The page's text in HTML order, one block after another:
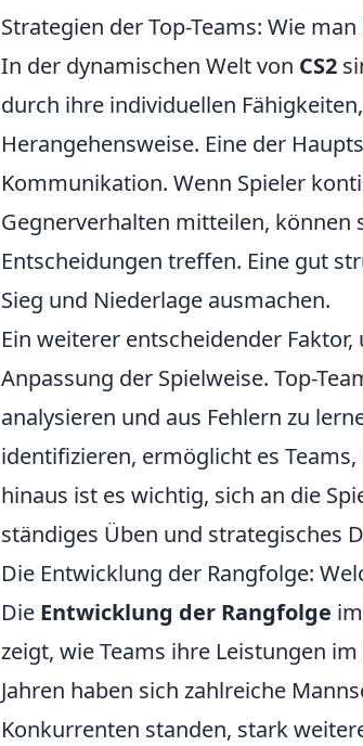
Strategien der Top-Teams: Wie
In der dynamischen Welt von CS2
durch ihre individuellen
Herangehensweise. Eine der
Kommunikation. Wenn Spieler
Gegnerverhalten mitteilen, können
Entscheidungen treffen. Eine gut
Sieg und Niederlage ausmachen.
Ein weiterer entscheidender Faktor,
Anpassung der Spielweise. Top-
analysieren und aus Fehlern zu
identifizieren, ermöglicht es
hinaus ist es wichtig, sich an die
ständiges Üben und strategisches
Die Entwicklung der Rangfolge:
Die Entwicklung der Rangfolge
zeigt, wie Teams ihre Leistungen
Jahren haben sich zahlreiche
Konkurrenten standen, stark